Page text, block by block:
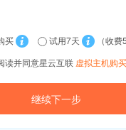
买 试用7天
（收费
读并同意星云互联 虚拟主机购